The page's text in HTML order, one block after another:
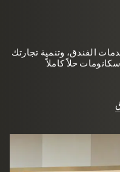
الفندق، وتنمية تجارتك
حلاً كاملاً